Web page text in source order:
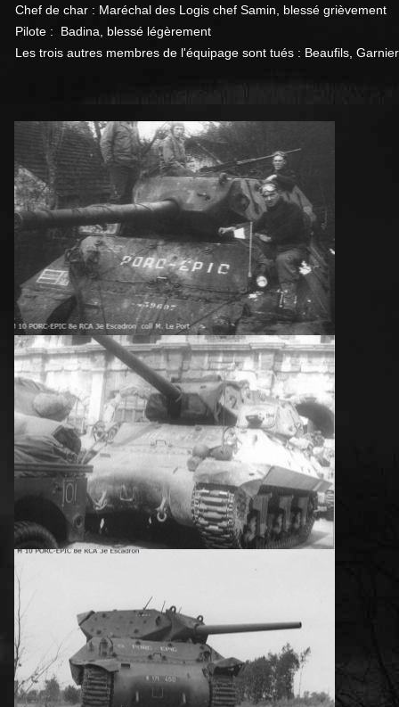
Chef de char : Maréchal des Logis chef Samin, blessé grièvement
Pilote : Badina, blessé légèrement
Les trois autres membres de l'équipage sont tués : Beaufils,